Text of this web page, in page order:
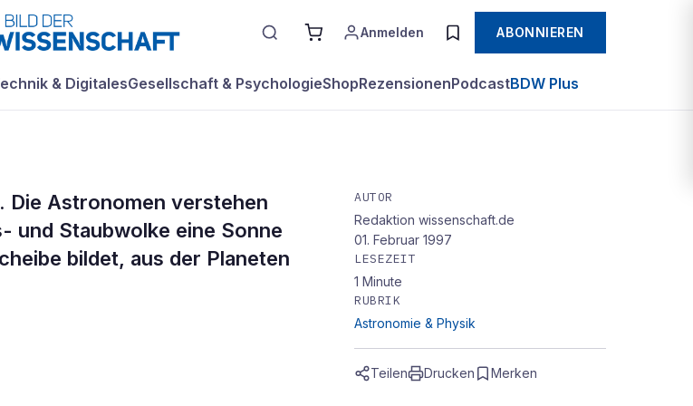
Anmelden ABONNIEREN
& DigitalesGesellschaft & PsychologieShopRezensionenPodcastBDW Plus
Die Astronomen verstehen
und Staubwolke eine Sonne
bildet, aus der Planeten
AUTOR
Redaktion wissenschaft.de
01. Februar 1997
LESEZEIT
1 Minute
RUBRIK
Astronomie & Physik
Teilen Drucken Merken